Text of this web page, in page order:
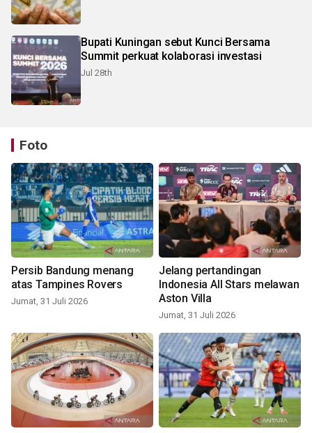
Bupati Kuningan sebut Kunci Bersama
Summit perkuat kolaborasi investasi
Jul 28th
Foto
Persib Bandung menang
atas Tampines Rovers
Jumat, 31 Juli 2026
Jelang pertandingan
Indonesia All Stars melawan
Aston Villa
Jumat, 31 Juli 2026